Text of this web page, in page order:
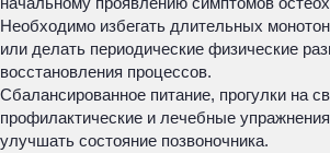
Необходимо избегать длительных
или делать периодические физические
восстановления процессов.
Сбалансированное питание, прогулки на
профилактические и лечебные
улучшать состояние позвоночника.